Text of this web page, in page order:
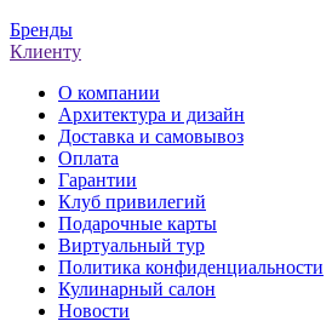
Бренды
Клиенту
О компании
Архитектура и дизайн
Доставка и самовывоз
Оплата
Гарантии
Клуб привилегий
Подарочные карты
Виртуальный тур
Политика конфиденциальности
Кулинарный салон
Новости